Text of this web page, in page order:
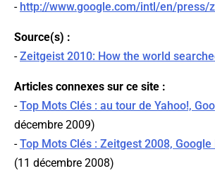
- http://www.google.com/intl/en/press/
Source(s) :
-Zeitgeist 2010: How the world
Articles connexes sur ce site :
-Top Mots Clés : au tour de Yahoo!,
décembre 2009)
-Top Mots Clés : Zeitgest 2008, Google
(11 décembre 2008)